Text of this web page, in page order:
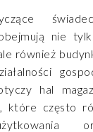
nie
również
hal
które często